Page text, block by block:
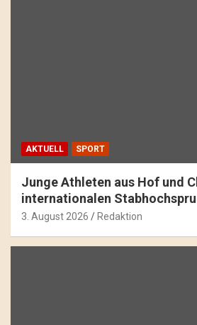
AKTUELL SPORT
Junge Athleten aus Hof und
internationalen
3. August 2026 Redaktion